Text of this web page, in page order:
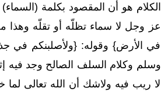
الكلام هو أن المقصود بكلمة (السماء)
عز وجل لا سماء تظلّه أو تقلّه
في الأرض} وقوله: {ولأصلبنكم في
وسلم وكلام السلف الصالح وجد فيه
لا ريب فيه ولاشك أن الله تعالى